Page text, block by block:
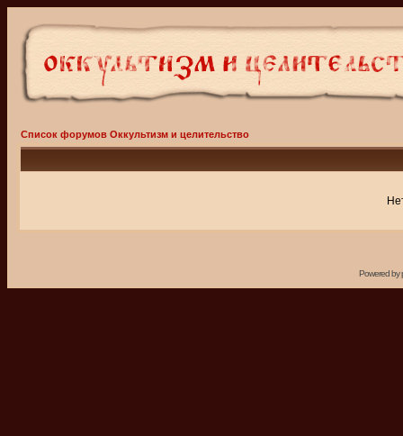
Список форумов Оккультизм и целительство
Powered by